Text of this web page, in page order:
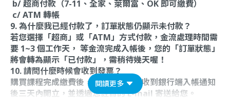
b/ 超商付款（7-11、全家、萊爾富、OK 即可繳費）
c/ ATM 轉帳
9. 為什麼我已經付款了，訂單狀態仍顯示未付款？
若您選擇「超商」或「ATM」方式付款，金流處理時間需
要 1~3 個工作天， 等金流完成入帳後，您的「訂單狀態」
將會轉為顯示「已付款」，需稍待幾天喔！
10. 請問什麼時候會收到發票？
購買課程完成繳費後，電子發票會在收到銀行端入帳通知
後三天內開立，並透過您註冊的 E-mail 寄送給您。
閱讀更多